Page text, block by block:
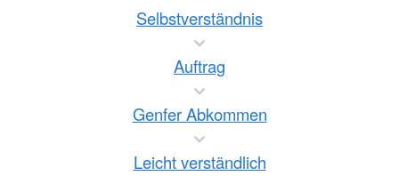
Selbstverständnis
Auftrag
Genfer Abkommen
Leicht verständlich